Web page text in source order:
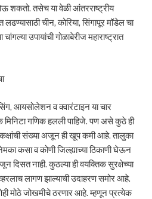
शकतो. तसेच या वेळी आंतरराष्ट्रीय
लढण्यासाठी चीन, कोरिया, सिंगापूर मॉडेल चा
उपायांची गोळाबेरीज महाराष्ट्रात
आयसोलेशन व क्वारंटाइन या चार
मिनिटा गणिक हलली पाहिजे. पण असे कुठे ही
संख्या अजून ही खूप कमी आहे. तालुका
कसा व कोणी जिल्ह्याच्या ठिकाणी घेऊन
दिसत नाही. कुठल्या ही वयक्तिक सुरक्षेच्या
लागण झाल्याची उदाहरण समोर आहे.
मोठे जोखमीचे ठरणार आहे. म्हणून प्रत्येक